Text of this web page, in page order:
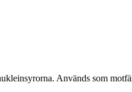
Används som